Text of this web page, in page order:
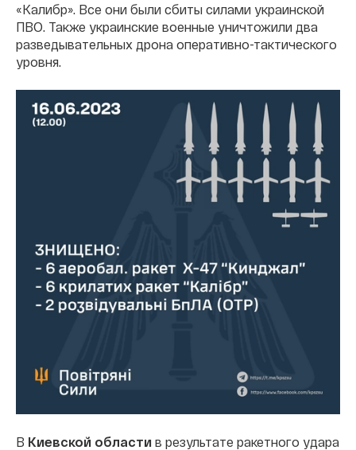
«Калибр». Все они были сбиты силами украинской
ПВО. Также украинские военные уничтожили два
разведывательных дрона оперативно-тактического
уровня.
В Киевской области в результате ракетного удара